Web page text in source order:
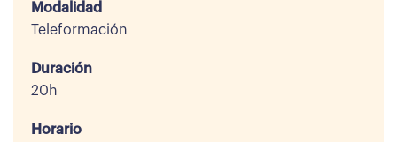
Modalidad
Teleformación
Duración
20h
Horario